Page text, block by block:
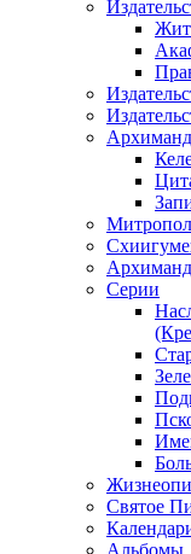
Серии
Святое
Альбомы